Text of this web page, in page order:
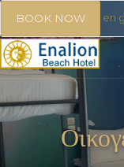
BOOK NOW en